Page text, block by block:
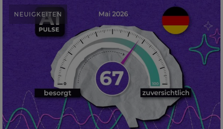
Künstliche Intelligenz: Chefetage sieht geringere
Risiken als operatives Management
NEUIGKEITEN